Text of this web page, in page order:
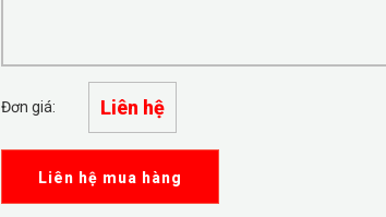
Đơn giá: Liên hệ
Liên hệ mua hàng